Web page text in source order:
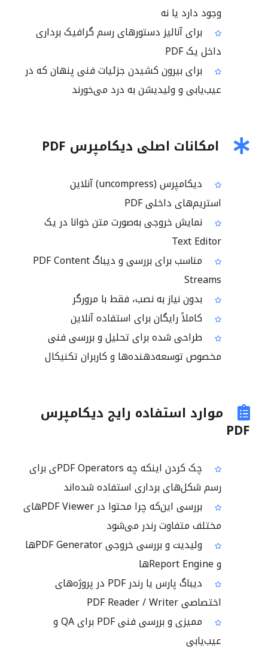
وجود دارد یا نه
برای آنالیز دستورهای رسم گرافیک برداری
داخل یک PDF
برای بیرون کشیدن جزئیات فنی پنهان که در
عیب‌یابی و ولیدیشن به درد می‌خورند
امکانات اصلی دیکامپرس PDF
دیکامپرس (uncompress) آنلاین
استریم‌های داخلی PDF
نمایش خروجی به‌صورت متن خوانا در یک
Text Editor
مناسب برای بررسی و دیباگ PDF Content
Streams
بدون نیاز به نصب، فقط با مرورگر
کاملاً رایگان برای استفاده آنلاین
طراحی شده برای تحلیل و بررسی فنی
مخصوص توسعه‌دهنده‌ها و کاربران تکنیکال
موارد استفاده رایج دیکامپرس
PDF
چک کردن اینکه چه PDF Operatorsی برای
رسم شکل‌های برداری استفاده شده‌اند
بررسی این‌که چرا محتوا در PDF Viewerهای
مختلف متفاوت رندر می‌شود
ولیدیت و بررسی خروجی PDF Generatorها
و Report Engineها
دیباگ پارس یا رندر PDF در پروژه‌های
اختصاصی PDF Reader / Writer
ممیزی و بررسی فنی PDF برای QA و
عیب‌یابی